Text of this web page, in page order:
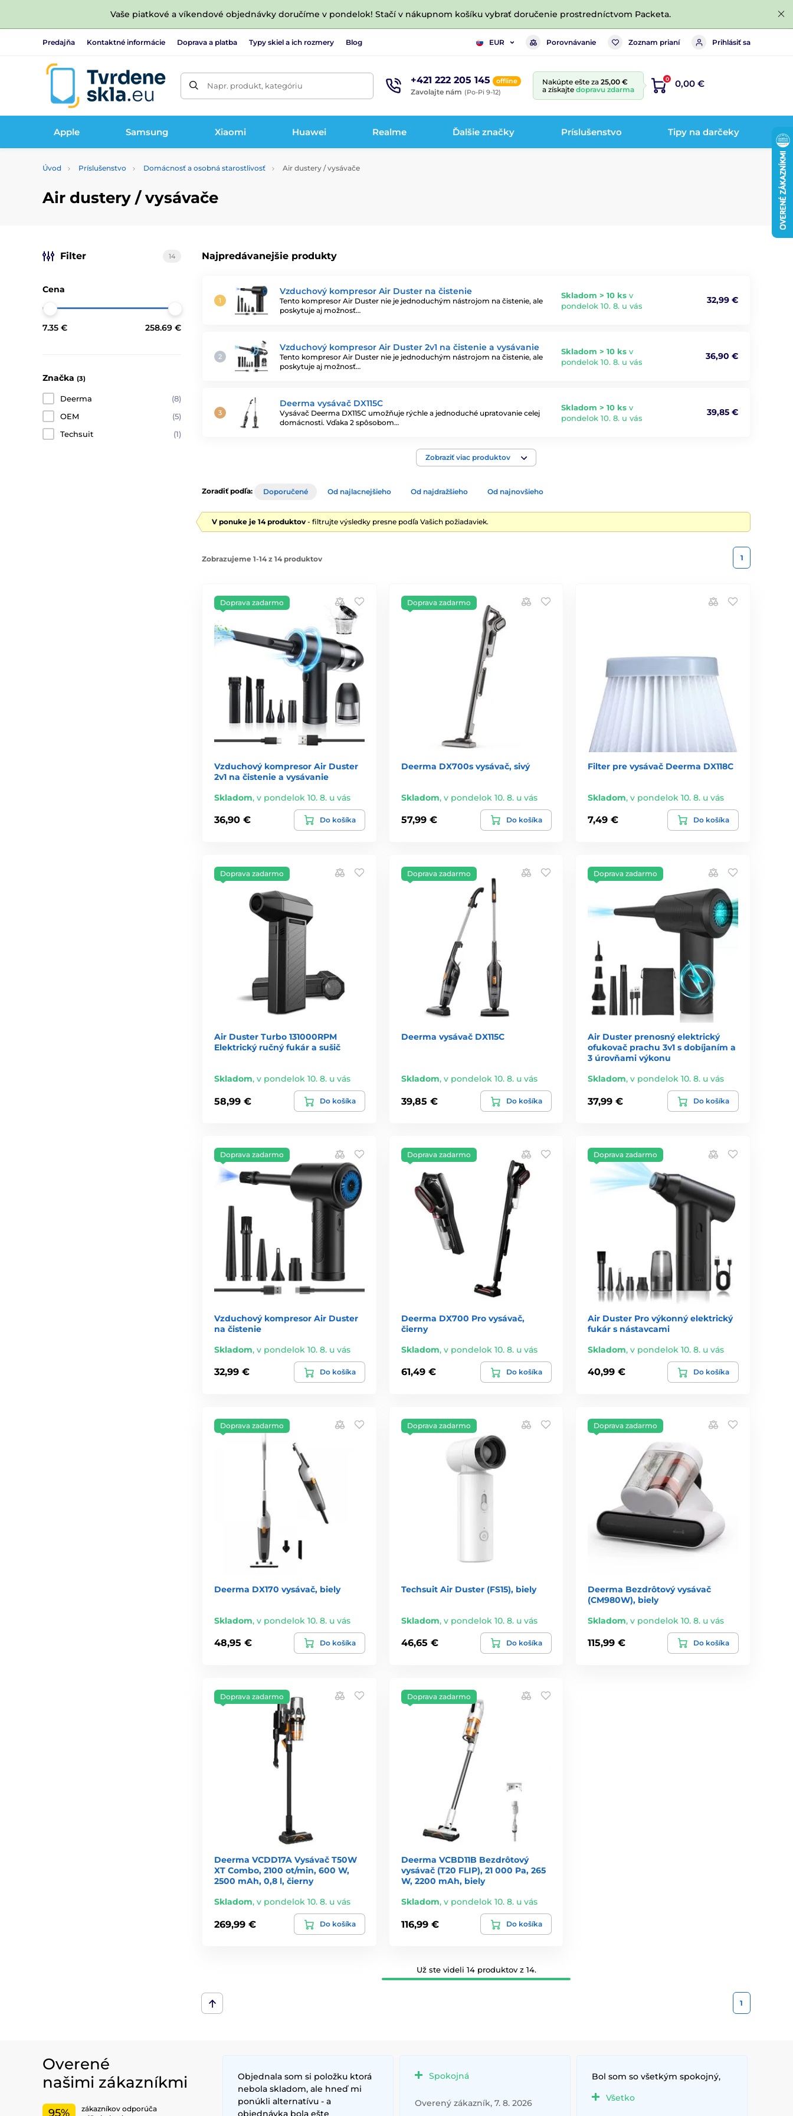
Vaše piatkové a víkendové objednávky doručíme v pondelok! Stačí v nákupnom košíku vybrať doručenie prostredníctvom Packeta.
Predajňa Kontaktné informácie Doprava a platba Typy skiel a ich rozmery Blog EUR Porovnávanie Zoznam prianí Prihlásiť sa
Napr. produkt, kategóriu +421 222 205 145 offline
Zavolajte nám (Po-Pi 9-12)
Nakúpte ešte za 25,00 €
a získajte dopravu zdarma
0 0,00 €
Apple Samsung Xiaomi Huawei Realme Ďalšie značky Príslušenstvo Tipy na darčeky
Úvod Príslušenstvo Domácnosť a osobná starostlivosť Air dustery / vysávače
Air dustery / vysávače
Najpredávanejšie produkty
Vzduchový kompresor Air Duster na čistenie
Tento kompresor Air Duster nie je jednoduchým nástrojom na čistenie, ale
poskytuje aj možnosť…
Skladom > 10 ks v
pondelok 10. 8. u vás
32,99 €
Vzduchový kompresor Air Duster 2v1 na čistenie a vysávanie
Tento kompresor Air Duster nie je jednoduchým nástrojom na čistenie, ale
poskytuje aj možnosť…
Skladom > 10 ks v
pondelok 10. 8. u vás
36,90 €
Deerma vysávač DX115C
Vysávač Deerma DX115C umožňuje rýchle a jednoduché upratovanie celej
domácnosti. Vďaka 2 spôsobom…
Skladom > 10 ks v
pondelok 10. 8. u vás
39,85 €
Zobraziť viac produktov
Filter 14
Cena
7.35 € 258.69 €
Značka (3)
Deerma
(8)
OEM
(5)
Techsuit
(1)
Zoradiť podľa: Doporučené Od najlacnejšieho Od najdražšieho Od najnovšieho
V ponuke je 14 produktov - filtrujte výsledky presne podľa Vašich požiadaviek.
Zobrazujeme 1-14 z 14 produktov 1
Doprava zadarmo
Vzduchový kompresor Air Duster
2v1 na čistenie a vysávanie
Skladom, v pondelok 10. 8. u vás
36,90 € Do košíka
Doprava zadarmo
Deerma DX700s vysávač, sivý
Skladom, v pondelok 10. 8. u vás
57,99 € Do košíka
Filter pre vysávač Deerma DX118C
Skladom,v pondelok 10. 8. u vás
7,49 € Do košíka
Doprava zadarmo
Air Duster Turbo 131000RPM
Elektrický ručný fukár a sušič
Skladom, v pondelok 10. 8. u vás
58,99 € Do košíka
Doprava zadarmo
Deerma vysávač DX115C
Skladom, v pondelok 10. 8. u vás
39,85 € Do košíka
Doprava zadarmo
Air Duster prenosný elektrický
ofukovač prachu 3v1 s dobíjaním a
3 úrovňami výkonu
Skladom,v pondelok 10. 8. u vás
37,99 € Do košíka
Doprava zadarmo
Vzduchový kompresor Air Duster
na čistenie
Skladom, v pondelok 10. 8. u vás
32,99 € Do košíka
Doprava zadarmo
Deerma DX700 Pro vysávač,
čierny
Skladom, v pondelok 10. 8. u vás
61,49 € Do košíka
Doprava zadarmo
Air Duster Pro výkonný elektrický
fukár s nástavcami
Skladom,v pondelok 10. 8. u vás
40,99 € Do košíka
Doprava zadarmo
Deerma DX170 vysávač, biely
Skladom, v pondelok 10. 8. u vás
48,95 € Do košíka
Doprava zadarmo
Techsuit Air Duster (FS15), biely
Skladom, v pondelok 10. 8. u vás
46,65 € Do košíka
Doprava zadarmo
Deerma Bezdrôtový vysávač
(CM980W), biely
Skladom,v pondelok 10. 8. u vás
115,99 € Do košíka
Doprava zadarmo
Deerma VCDD17A Vysávač T50W
XT Combo, 2100 ot/min, 600 W,
2500 mAh, 0,8 l, čierny
Skladom, v pondelok 10. 8. u vás
269,99 € Do košíka
Doprava zadarmo
Deerma VCBD11B Bezdrôtový
vysávač (T20 FLIP), 21 000 Pa, 265
W, 2200 mAh, biely
Skladom, v pondelok 10. 8. u vás
116,99 € Do košíka
Už ste videli 14 produktov z 14.
1
Overené
našimi zákazníkmi
95%
zákazníkov odporúča
Objednala som si položku ktorá
nebola skladom, ale hneď mi
ponúkli alternatívu - a
objednávka bola ešte
Spokojná
Overený zákazník, 7. 8. 2026
Bol som so všetkým spokojný,
Všetko